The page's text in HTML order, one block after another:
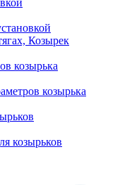
Козырек
козырька
козырька
козырьков